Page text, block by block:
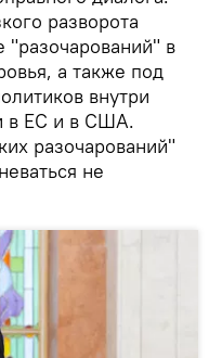
разворота
в
а также под
внутри
в ЕС и в США.
разочарований"
не